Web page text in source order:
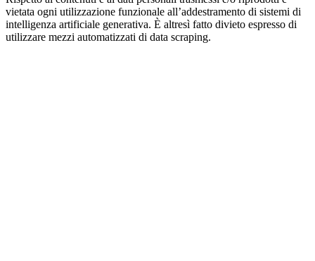
vietata ogni utilizzazione funzionale all’addestramento di sistemi di
intelligenza artificiale generativa. È altresì fatto divieto espresso di
utilizzare mezzi automatizzati di data scraping.